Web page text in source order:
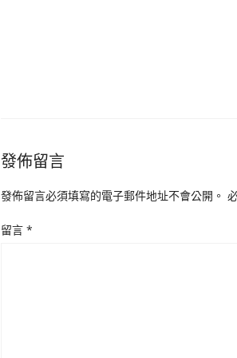
發佈留言
發佈留言必須填寫的電子郵件地址不會公開。
留言 *